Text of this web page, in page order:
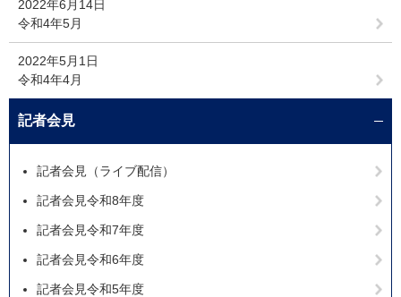
2022年6月14日
令和4年5月
2022年5月1日
令和4年4月
記者会見
記者会見（ライブ配信）
記者会見令和8年度
記者会見令和7年度
記者会見令和6年度
記者会見令和5年度